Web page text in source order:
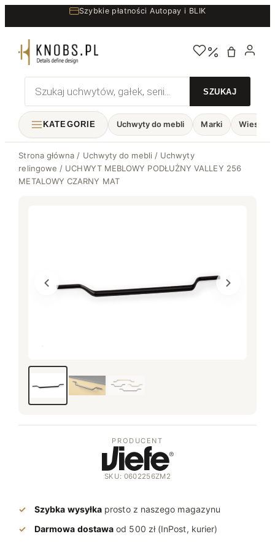
do
treści
Szybkie płatności Autopay i BLIK
Wyszukiwarka
produktów
KATEGORIE Uchwyty do mebli Marki
Strona główna / Uchwyty do mebli / Uchwyty
relingowe / UCHWYT MEBLOWY PODŁUŻNY VALLEY 256
METALOWY CZARNY MAT
PRODUCENT
SKU: 0602256ZM2
Szybka wysyłka prosto z naszego magazynu
Darmowa dostawa od 500 zł (InPost, kurier)